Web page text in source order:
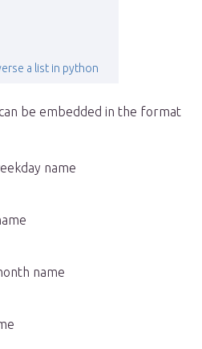
a list in python
be embedded in the format
name
name